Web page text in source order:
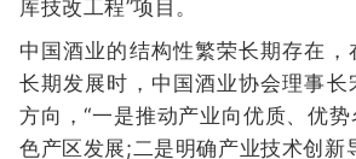
库技改工程”项目。
中国酒业的结构性繁荣长期存在，
长期发展时，中国酒业协会理事长
方向，“一是推动产业向优质、优
色产区发展;二是明确产业技术创新